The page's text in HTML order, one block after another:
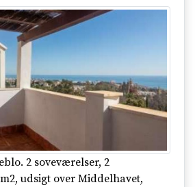
2 soveværelser, 2
udsigt over Middelhavet,